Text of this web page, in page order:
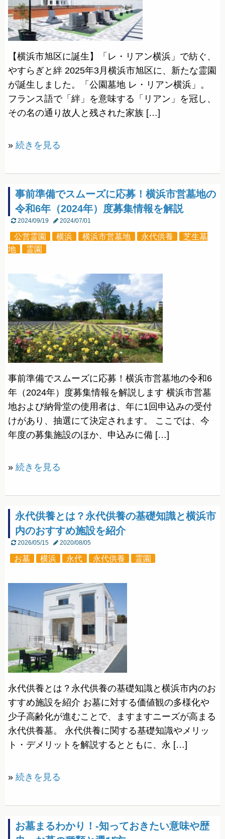
【横浜市旭区に誕生】「レ・リアン横浜」で紡ぐ、
やすらぎと絆 2025年3月横浜市旭区に、新たな霊園
が誕生しました。「公園墓地 レ・リアン横浜」。
フランス語で「絆」を意味する「リアン」を冠し、
その名の通り故人と残された家族 […]
» 続きを見る
事前準備でスムーズに応募！横浜市営墓地の
令和6年（2024年）度募集情報を解説
2024/09/19 2024/07/01
公営霊園 横浜 横浜市営墓地 永代供養
芝生墓
地
霊園
事前準備でスムーズに応募！横浜市営墓地の令和6
年（2024年）度募集情報を解説します 横浜市営墓
地および納骨堂の使用者は、年に1回申込みの受付
けがあり、抽選にて決定されます。 ここでは、今
年度の募集施設のほか、申込みに備 […]
» 続きを見る
永代供養とは？永代供養の基礎知識と横浜市
内のおすすめ施設を紹介
2026/05/15 2020/08/05
お墓 横浜 永代 永代供養 霊園
永代供養とは？永代供養の基礎知識と横浜市内のお
すすめ施設を紹介 お墓に対する価値観の多様化や
少子高齢化が進むことで、ますますニーズが高まる
永代供養墓。 永代供養に関する基礎知識やメリッ
ト・デメリットを解説するとともに、永 […]
» 続きを見る
お墓まるわかり！-知っておきたい意味や歴